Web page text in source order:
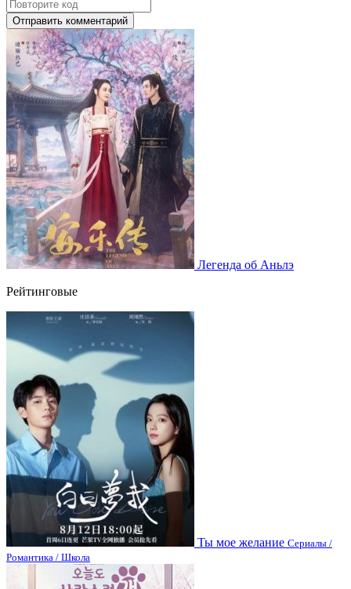
Отправить комментарий
Легенда об Аньлэ
Рейтинговые
Ты мое желание Сериалы /
Романтика / Школа